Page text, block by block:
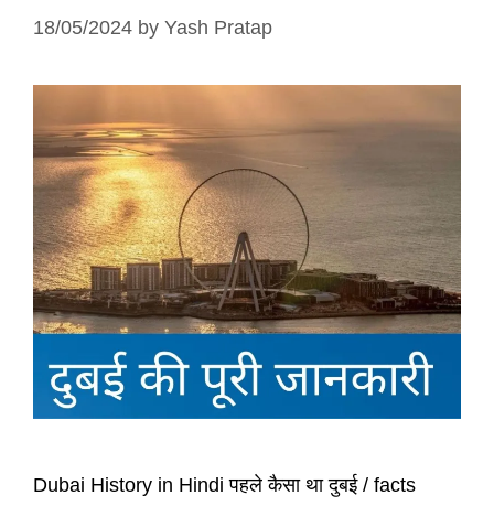
18/05/2024 by Yash Pratap
Dubai History in Hindi पहले कैसा था दुबई / facts